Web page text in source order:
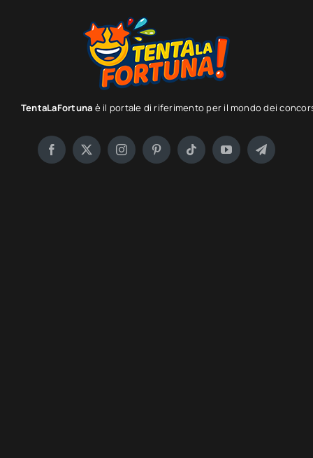
TentaLaFortuna è il portale di riferimento per il mondo dei